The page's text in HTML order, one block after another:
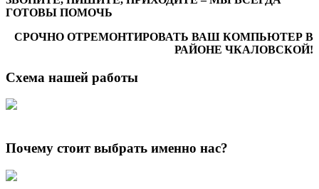
ГОТОВЫ ПОМОЧЬ
СРОЧНО ОТРЕМОНТИРОВАТЬ ВАШ КОМПЬЮТЕР В
РАЙОНЕ ЧКАЛОВСКОЙ!
Схема нашей работы
Почему стоит выбрать именно нас?